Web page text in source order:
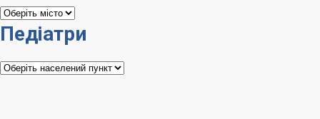
Терапевти
Педіатри
Педіатри